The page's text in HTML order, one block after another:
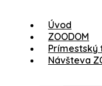
Úvod
ZOODOM
Prímestský
Návšteva